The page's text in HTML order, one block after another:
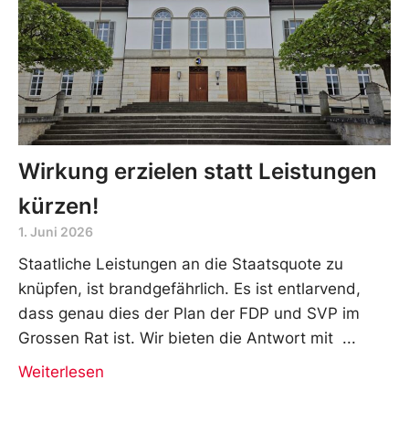
Wirkung erzielen statt Leistungen
kürzen!
1. Juni 2026
Staatliche Leistungen an die Staatsquote zu
knüpfen, ist brandgefährlich. Es ist entlarvend,
dass genau dies der Plan der FDP und SVP im
Grossen Rat ist. Wir bieten die Antwort mit
Weiterlesen